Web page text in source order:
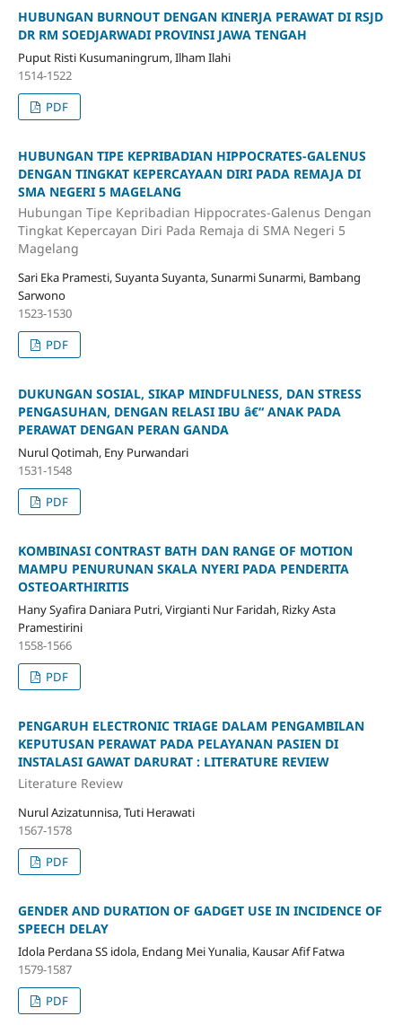
HUBUNGAN BURNOUT DENGAN KINERJA PERAWAT DI RSJD
DR RM SOEDJARWADI PROVINSI JAWA TENGAH
Puput Risti Kusumaningrum, Ilham Ilahi
1514-1522
PDF
HUBUNGAN TIPE KEPRIBADIAN HIPPOCRATES-GALENUS
DENGAN TINGKAT KEPERCAYAAN DIRI PADA REMAJA DI
SMA NEGERI 5 MAGELANG
Hubungan Tipe Kepribadian Hippocrates-Galenus Dengan
Tingkat Kepercayan Diri Pada Remaja di SMA Negeri 5
Magelang
Sari Eka Pramesti, Suyanta Suyanta, Sunarmi Sunarmi, Bambang
Sarwono
1523-1530
PDF
DUKUNGAN SOSIAL, SIKAP MINDFULNESS, DAN STRESS
PENGASUHAN, DENGAN RELASI IBU â€“ ANAK PADA
PERAWAT DENGAN PERAN GANDA
Nurul Qotimah, Eny Purwandari
1531-1548
PDF
KOMBINASI CONTRAST BATH DAN RANGE OF MOTION
MAMPU PENURUNAN SKALA NYERI PADA PENDERITA
OSTEOARTHIRITIS
Hany Syafira Daniara Putri, Virgianti Nur Faridah, Rizky Asta
Pramestirini
1558-1566
PDF
PENGARUH ELECTRONIC TRIAGE DALAM PENGAMBILAN
KEPUTUSAN PERAWAT PADA PELAYANAN PASIEN DI
INSTALASI GAWAT DARURAT : LITERATURE REVIEW
Literature Review
Nurul Azizatunnisa, Tuti Herawati
1567-1578
PDF
GENDER AND DURATION OF GADGET USE IN INCIDENCE OF
SPEECH DELAY
Idola Perdana SS idola, Endang Mei Yunalia, Kausar Afif Fatwa
1579-1587
PDF